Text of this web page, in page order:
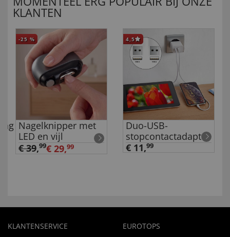
KLANTEN
-25 %
Nagelknipper met
LED en vijl
€ 39,99€ 29,99
4,5
Duo-USB-
stopcontactadapter
€ 11,99
KLANTENSERVICE EUROTOPS